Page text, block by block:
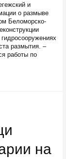
и
о размыве
Беломорско-
размытия. –
работы по
на